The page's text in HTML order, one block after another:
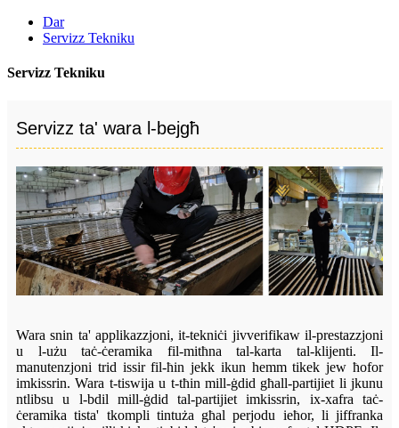
Dar
Servizz Tekniku
Servizz Tekniku
Servizz ta' wara l-bejgħ
Wara snin ta' applikazzjoni, it-tekniċi jivverifikaw il-prestazzjoni
u l-użu taċ-ċeramika fil-mitħna tal-karta tal-klijenti. Il-
manutenzjoni trid issir fil-ħin jekk ikun hemm tikek jew ħofor
imkissrin. Wara t-tiswija u t-tħin mill-ġdid għall-partijiet li jkunu
ntlibsu u l-bdil mill-ġdid tal-partijiet imkissrin, ix-xafra taċ-
ċeramika tista' tkompli tintuża għal perjodu ieħor, li jiffranka